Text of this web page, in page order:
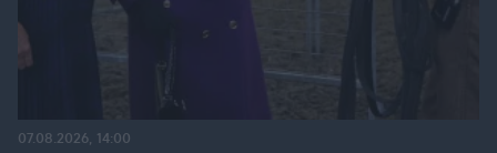
07.08.2026, 14:00